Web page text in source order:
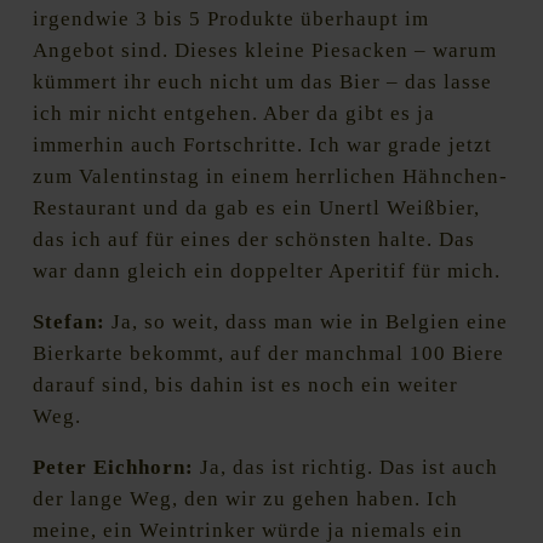
irgendwie 3 bis 5 Produkte überhaupt im
Angebot sind. Dieses kleine Piesacken – warum
kümmert ihr euch nicht um das Bier – das lasse
ich mir nicht entgehen. Aber da gibt es ja
immerhin auch Fortschritte. Ich war grade jetzt
zum Valentinstag in einem herrlichen Hähnchen-
Restaurant und da gab es ein Unertl Weißbier,
das ich auf für eines der schönsten halte. Das
war dann gleich ein doppelter Aperitif für mich.
Stefan: Ja, so weit, dass man wie in Belgien eine
Bierkarte bekommt, auf der manchmal 100 Biere
darauf sind, bis dahin ist es noch ein weiter
Weg.
Peter Eichhorn: Ja, das ist richtig. Das ist auch
der lange Weg, den wir zu gehen haben. Ich
meine, ein Weintrinker würde ja niemals ein